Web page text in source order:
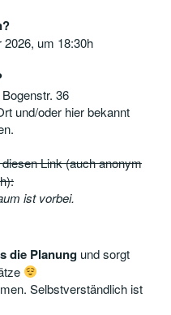
um 18:30h
36
und/oder hier bekannt
Link (auch anonym
ist vorbei.
die Planung und sorgt
Selbstverständlich ist